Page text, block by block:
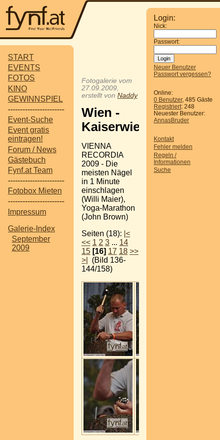
START
EVENTS
FOTOS
KINO
GEWINNSPIEL
-----------------------
Event-Suche
Event gratis
eintragen!
Forum / News
Gästebuch
Fynf.at Team
-----------------------
Fotobox Mieten
-----------------------
Impressum
Galerie-Index
September
2009
Login:
Nick:
Passwort:
Neuer Benutzer
Passwort vergessen?
Online:
0 Benutzer, 485 Gäste
Registriert: 248
Neuester Benutzer:
AnnasBruder
Kontakt
Fehler melden
Regeln /
Informationen
Suche
Fotogalerie vom
27.09.2009,
erstellt von Naddy
Wien -
Kaiserwiese
VIENNA
RECORDIA
2009 - Die
meisten Nägel
in 1 Minute
einschlagen
(Willi Maier),
Yoga-Marathon
(John Brown)
Seiten (18): |<
<< 1 2 3 ... 14
15 [16] 17 18 >>
>|
(Bild 136-
144/158)